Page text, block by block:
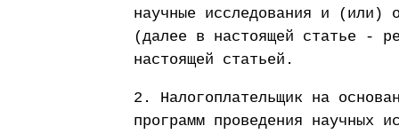
научные исследования и (или)
(далее в настоящей статье -
настоящей статьей.
2. Налогоплательщик на
программ проведения научных